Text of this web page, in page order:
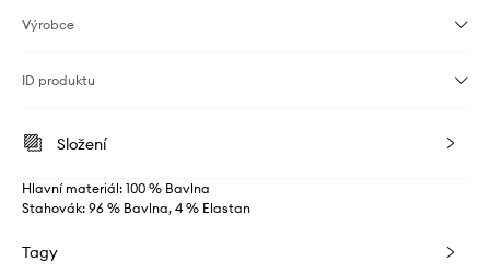
Výrobce
ID produktu
Složení
Hlavní materiál: 100 % Bavlna
Stahovák: 96 % Bavlna, 4 % Elastan
Tagy